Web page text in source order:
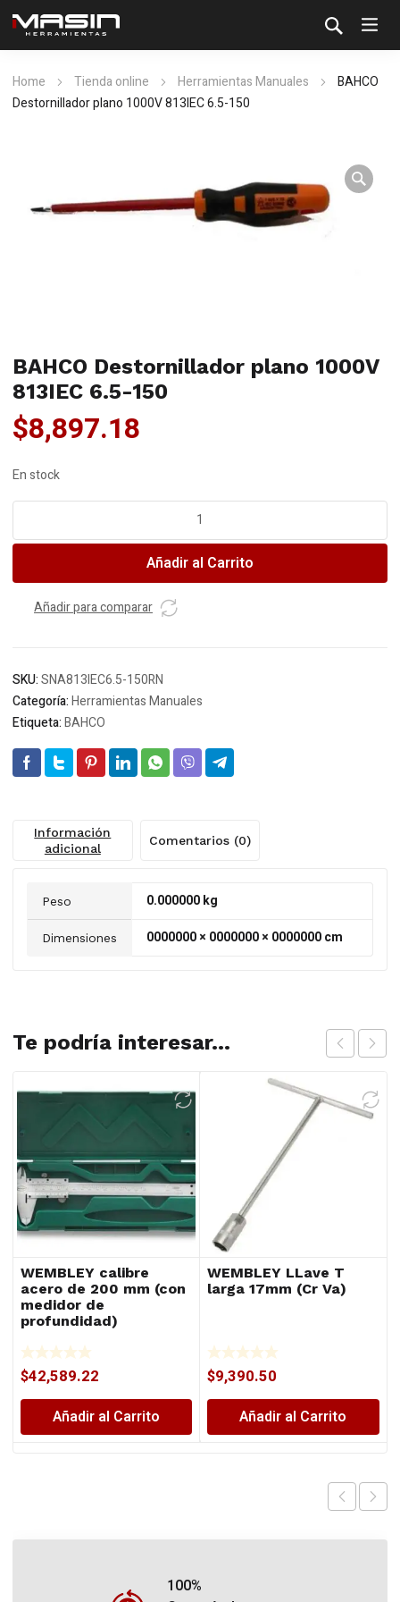
Home Tienda online Herramientas Manuales
BAHCO
Destornillador plano 1000V 813IEC 6.5-150
BAHCO Destornillador plano 1000V
813IEC 6.5-150
$8,897.18
En stock
BAHCO
plano
813IEC
Añadir al Carrito
Añadir para comparar
SKU:SNA813IEC6.5-150RN
Categoría:Herramientas Manuales
Etiqueta:BAHCO
Información
adicional
Comentarios (0)
Peso 0.000000 kg
Dimensiones 0000000 × 0000000 × 0000000 cm
Te podría interesar...
WEMBLEY calibre
acero de 200 mm (con
medidor de
profundidad)
$42,589.22
Añadir al Carrito
WEMBLEY LLave T
larga 17mm (Cr Va)
$9,390.50
Añadir al Carrito
100%